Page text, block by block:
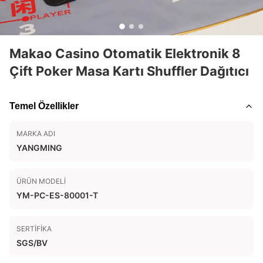
Makao Casino Otomatik Elektronik 8
Çift Poker Masa Kartı Shuffler Dağıtıcı
Temel Özellikler
MARKA ADI
YANGMING
ÜRÜN MODELI
YM-PC-ES-80001-T
SERTIFIKA
SGS/BV